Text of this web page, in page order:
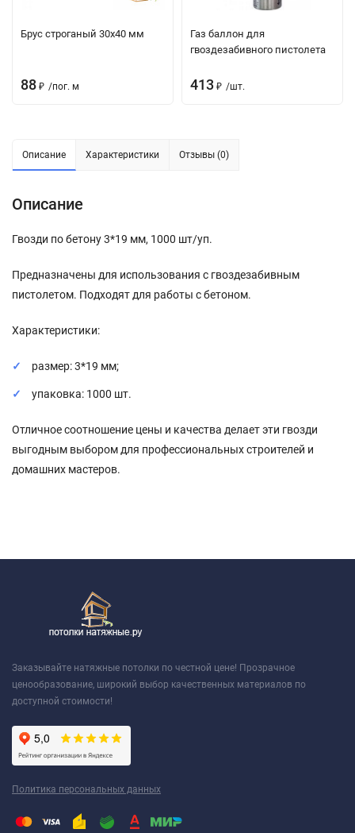
Брус строганый 30х40 мм
88 ₽ /пог. м
Газ баллон для
гвоздезабивного пистолета
413 ₽ /шт.
Описание Характеристики Отзывы (0)
Описание
Гвозди по бетону 3*19 мм, 1000 шт/уп.
Предназначены для использования с гвоздезабивным
пистолетом. Подходят для работы с бетоном.
Характеристики:
размер: 3*19 мм;
упаковка: 1000 шт.
Отличное соотношение цены и качества делает эти гвозди
выгодным выбором для профессиональных строителей и
домашних мастеров.
Заказывайте натяжные потолки по честной цене! Прозрачное
ценообразование, широкий выбор качественных материалов по
доступной стоимости!
Политика персональных данных